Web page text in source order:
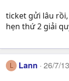
ticket gửi lâu
hẹn thứ 2 giải
Lann 26/7/13